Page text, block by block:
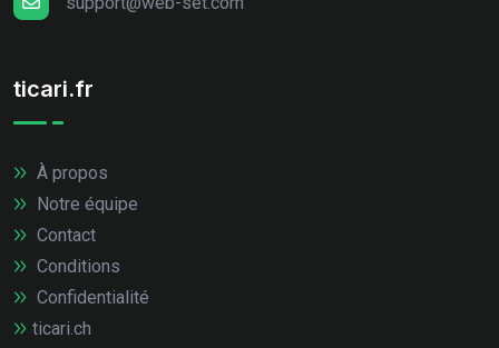
ticari.fr
À propos
Notre équipe
Contact
Conditions
Confidentialité
ticari.ch